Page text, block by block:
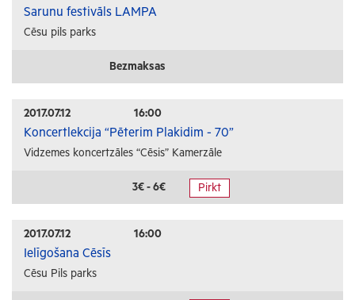
Sarunu festivāls LAMPA
Cēsu pils parks
Bezmaksas
2017.07.12 16:00
Koncertlekcija “Pēterim Plakidim - 70”
Vidzemes koncertzāles “Cēsis” Kamerzāle
3€ - 6€ Pirkt
2017.07.12 16:00
Ielīgošana Cēsīs
Cēsu Pils parks